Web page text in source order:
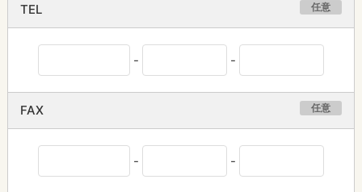
TEL 任意
- -
FAX 任意
- -